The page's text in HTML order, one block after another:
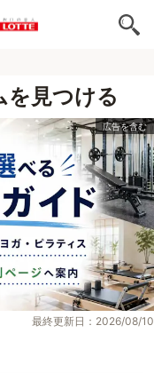
を見つける
最終更新日：2026/08/10